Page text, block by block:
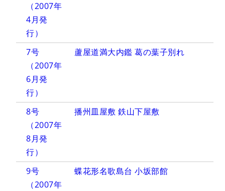
（2007年
4月発
行）
7号
（2007年
6月発
行）
蘆屋道満大内鑑 葛の葉子別れ
8号
（2007年
8月発
行）
播州皿屋敷 鉄山下屋敷
9号
（2007年
蝶花形名歌島台 小坂部館